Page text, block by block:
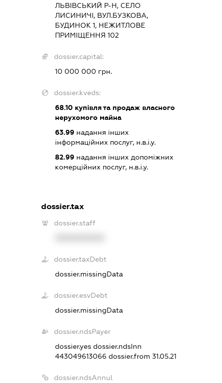
ЛЬВІВСЬКИЙ Р-Н, СЕЛО
ЛИСИНИЧІ, ВУЛ.БУЗКОВА,
БУДИНОК 1, НЕЖИТЛОВЕ
ПРИМІЩЕННЯ 102
dossier.capital:
10 000 000 грн.
dossier.kveds:
68.10купівля та продаж власного
нерухомого майна
63.99надання інших
інформаційних послуг, н.в.і.у.
82.99надання інших допоміжних
комерційних послуг, н.в.і.у.
dossier.tax
dossier.staff
dossier.taxDebt
dossier.missingData
dossier.esvDebt
dossier.missingData
dossier.ndsPayer
dossier.yes dossier.ndsInn
443049613066 dossier.from 31.05.21
dossier.ndsAnnul